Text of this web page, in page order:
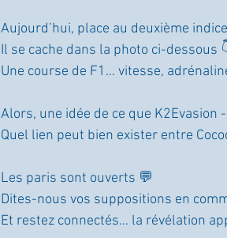
Aujourd’hui, place au deuxième
Il se cache dans la photo ci-dessous
Une course de F1… vitesse,
Alors, une idée de ce que
Quel lien peut bien exister entre
Les paris sont ouverts 💬
Dites-nous vos suppositions en
Et restez connectés… la révélation